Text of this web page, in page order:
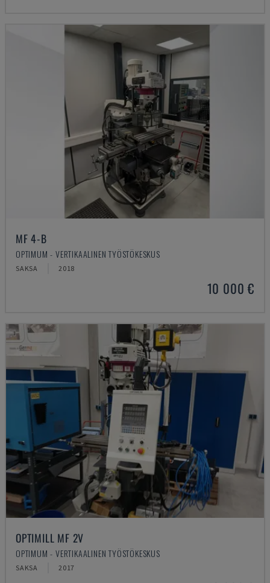
MF 4-B
OPTIMUM - VERTIKAALINEN TYÖSTÖKESKUS
SAKSA 2018
10 000 €
OPTIMILL MF 2V
OPTIMUM - VERTIKAALINEN TYÖSTÖKESKUS
SAKSA 2017